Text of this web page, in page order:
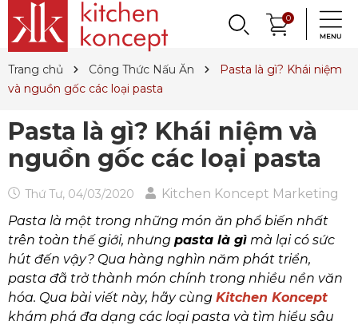
0
SALE TIN TỨC
QUAY LẠI NỒI, CHẢO
Nồi
Nồi Áp Suất
Wok
Khay Gang, Lò Nướng
Phụ Kiện Gang
QUAY LẠI DAO, KÉO
Dao
Dao Nhật
Kéo
QUAY LẠI
PHỤ KIỆN & TRANG
TRÍ BÀN ĂN
Tô, Chén, Dĩa
Trang Trí Bàn Ăn
Hũ Đựng Gia Vị
Khăn Bàn Ăn
QUAY LẠI PHỤ KIỆN BẾP
Dụng Cụ Nhà Bếp
Lót Nồi & Tay Cầm
Dụng Cụ Làm Kem
QUAY LẠI
DỤNG CỤ LÀM BÁNH
& MÌ Ý
Dụng Cụ Làm Pasta
Khay Nướng Bánh
QUAY LẠI
LY, BÌNH NƯỚC,
DECANTER
Ly Pha Lê
Ly Thủy Tinh
Bình Nước
QUAY LẠI PHỤ KIỆN RƯỢU
Đầu Rót
Bình Giữ Mát
Thiết Bị Sục Oxy
Máy Chiết Rượu
Dụng Cụ Pha Chế
Khui Rượu, Nút Chai
QUAY LẠI DANH MỤC KHÁC
Sản Phẩm Cho Bé
Tinh Dầu
Dung Dịch Sát Khuẩn
Bình, Ly & Hũ Giữ Nhiệt
Bình Trà
Trang chủ Công Thức Nấu Ăn
Pasta là gì? Khái niệm
và nguồn gốc các loại pasta
Pasta là gì? Khái niệm và
nguồn gốc các loại pasta
Thứ Tư, 04/03/2020
Kitchen Koncept Marketing
Pasta là một trong những món ăn phổ biến nhất
trên toàn thế giới, nhưng pasta là gì mà lại có sức
hút đến vậy? Qua hàng nghìn năm phát triển,
pasta đã trở thành món chính trong nhiều nền văn
hóa. Qua bài viết này, hãy cùng Kitchen Koncept
khám phá đa dạng các loại pasta và tìm hiểu sâu